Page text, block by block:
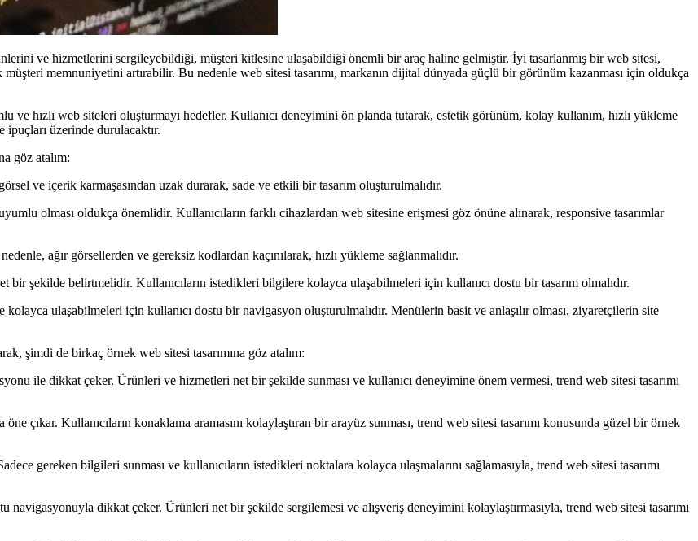
ve hizmetlerini sergileyebildiği, müşteri kitlesine ulaşabildiği önemli bir araç haline gelmiştir. İyi tasarlanmış bir web sitesi,
memnuniyetini artırabilir. Bu nedenle web sitesi tasarımı, markanın dijital dünyada güçlü bir görünüm kazanması için oldukça
ve hızlı web siteleri oluşturmayı hedefler. Kullanıcı deneyimini ön planda tutarak, estetik görünüm, kolay kullanım, hızlı yükleme
ipuçları üzerinde durulacaktır.
göz atalım:
ve içerik karmaşasından uzak durarak, sade ve etkili bir tasarım oluşturulmalıdır.
olması oldukça önemlidir. Kullanıcıların farklı cihazlardan web sitesine erişmesi göz önüne alınarak, responsive tasarımlar
ağır görsellerden ve gereksiz kodlardan kaçınılarak, hızlı yükleme sağlanmalıdır.
şekilde belirtmelidir. Kullanıcıların istedikleri bilgilere kolayca ulaşabilmeleri için kullanıcı dostu bir tasarım olmalıdır.
ulaşabilmeleri için kullanıcı dostu bir navigasyon oluşturulmalıdır. Menülerin basit ve anlaşılır olması, ziyaretçilerin site
şimdi de birkaç örnek web sitesi tasarımına göz atalım:
ile dikkat çeker. Ürünleri ve hizmetleri net bir şekilde sunması ve kullanıcı deneyimine önem vermesi, trend web sitesi tasarımı
çıkar. Kullanıcıların konaklama aramasını kolaylaştıran bir arayüz sunması, trend web sitesi tasarımı konusunda güzel bir örnek
gereken bilgileri sunması ve kullanıcıların istedikleri noktalara kolayca ulaşmalarını sağlamasıyla, trend web sitesi tasarımı
navigasyonuyla dikkat çeker. Ürünleri net bir şekilde sergilemesi ve alışveriş deneyimini kolaylaştırmasıyla, trend web sitesi tasarımı